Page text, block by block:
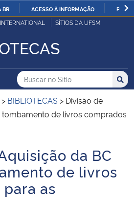
IR
O
BR ACESSO À INFORMAÇÃO
Pública
e Abastecimento
INTERNATIONAL SÍTIOS DA UFSM
do Sítio
Busca
Buscar no no Sítio
Busca:
> BIBLIOTECAS > Divisão de
tombamento de livros comprados
da BC
de livros
as